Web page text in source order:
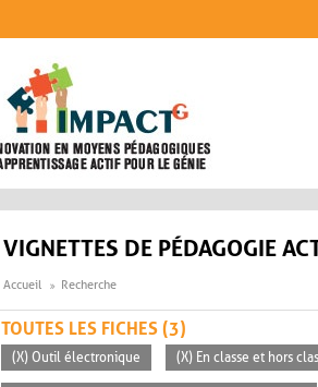
VIGNETTES DE PÉDAGOGIE
Accueil Recherche
TOUTES LES FICHES (3)
(X) Outil électronique (X) En classe et hors